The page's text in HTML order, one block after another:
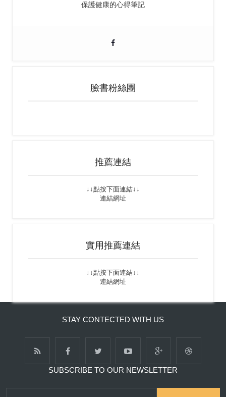
保護健康的心得筆記
臉書粉絲團
推薦連結
↓↓點按下面連結↓↓
連結網址
實用推薦連結
↓↓點按下面連結↓↓
連結網址
STAY CONTECTED WITH US
SUBSCRIBE TO OUR NEWSLETTER